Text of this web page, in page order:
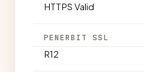
HTTPS Valid
PENERBIT SSL
R12